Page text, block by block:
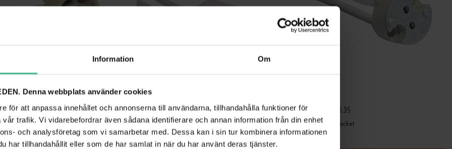
Information Om
Denna webbplats använder cookies
för att anpassa innehållet och annonserna till användarna, tillhandahålla funktioner för
trafik. Vi vidarebefordrar även sådana identifierare och annan information från din enhet
och analysföretag som vi samarbetar med. Dessa kan i sin tur kombinera informationen
har tillhandahållit eller som de har samlat in när du har använt deras tjänster.
10 (CABLE 15CM)
kabel 15cm
OMNILUX SOCKET G-5.3 (MULTI MIRROR)
Omnilux Socket uttag G-5,3
106 kr
OMNILUX SOCKET G-6.35
Omnilux G-6,35 socket
108 kr